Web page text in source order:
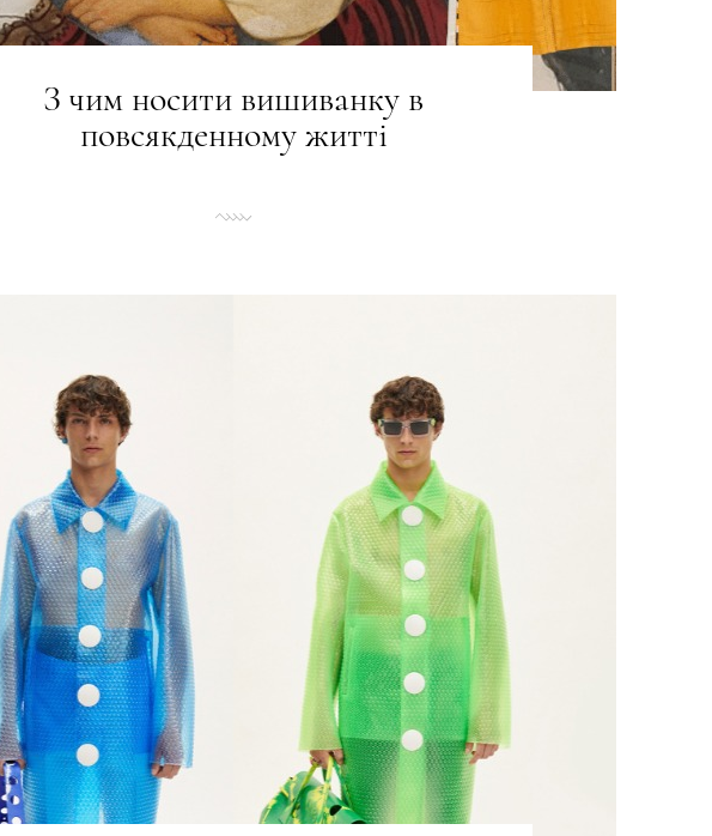
З чим носити вишиванку в
повсякденному житті